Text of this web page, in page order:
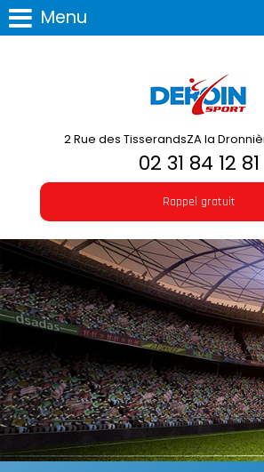
Menu
2 Rue des TisserandsZA la
02 31 84 12 81
Rappel gratuit